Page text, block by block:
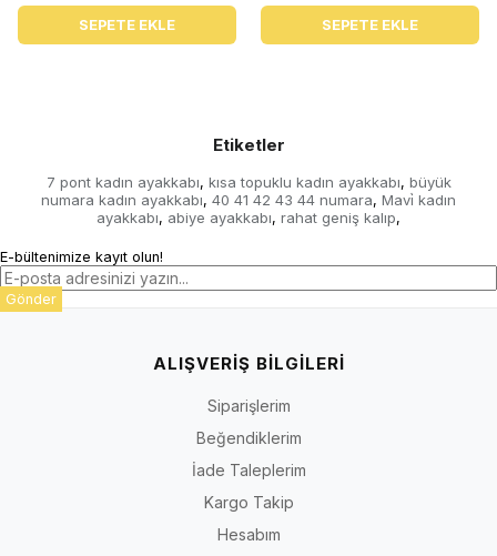
SEPETE EKLE SEPETE EKLE
Etiketler
7 pont kadın ayakkabı, kısa topuklu kadın ayakkabı, büyük
numara kadın ayakkabı, 40 41 42 43 44 numara, Mavi̇ kadın
ayakkabı, abiye ayakkabı, rahat geniş kalıp,
E-bültenimize kayıt olun!
Gönder
ALIŞVERİŞ BİLGİLERİ
Siparişlerim
Beğendiklerim
İade Taleplerim
Kargo Takip
Hesabım